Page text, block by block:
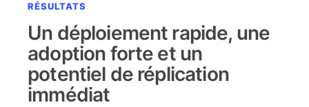
RÉSULTATS
Un déploiement rapide, une
adoption forte et un
potentiel de réplication
immédiat